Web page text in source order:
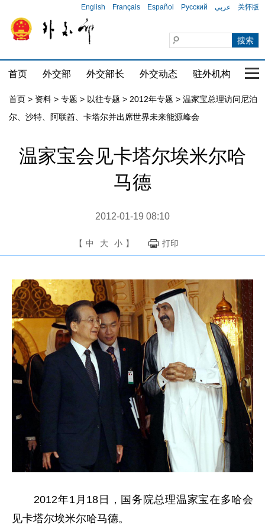
English Français Español Русский عربي 关怀版
首页 外交部 外交部长 外交动态 驻外机构 国
首页 > 资料 > 专题 > 以往专题 > 2012年专题 > 温家宝总理访问尼泊
尔、沙特、阿联酋、卡塔尔并出席世界未来能源峰会
温家宝会见卡塔尔埃米尔哈
马德
2012-01-19 08:10
【 中 大 小 】 打印
2012年1月18日，国务院总理温家宝在多哈会
见卡塔尔埃米尔哈马德。